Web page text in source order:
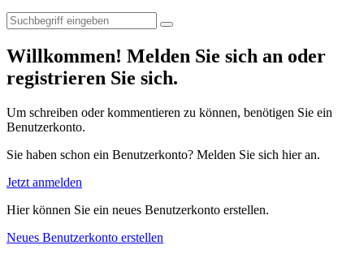
Willkommen! Melden Sie sich an oder
registrieren Sie sich.
Um schreiben oder kommentieren zu können, benötigen Sie ein
Benutzerkonto.
Sie haben schon ein Benutzerkonto? Melden Sie sich hier an.
Jetzt anmelden
Hier können Sie ein neues Benutzerkonto erstellen.
Neues Benutzerkonto erstellen